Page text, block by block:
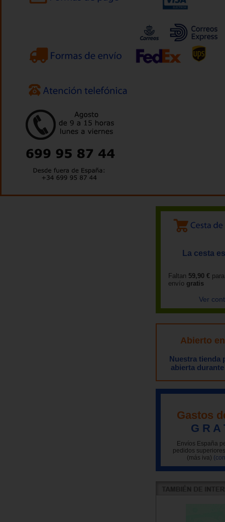
La cesta
Faltan 59,90 €
envío gratis
Ver
Abierto
Nuestra tienda
abierta
Gastos
G R A
Envíos España
pedidos
(más iva)